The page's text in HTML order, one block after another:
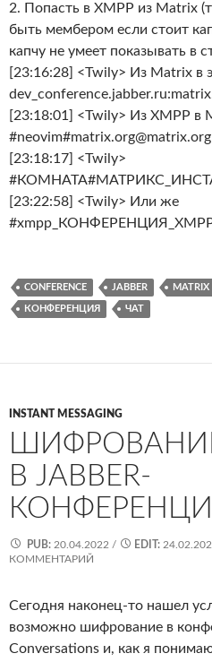
2. Попасть в XMPP из Matrix
быть мембером если стоит
капчу не умеет показывать в
[23:16:28] <Twily> Из Matrix в
[23:18:01] <Twily> Из XMPP в
#neovim#matrix.org@matrix.org
[23:18:17] <Twily>
[23:22:58] <Twily> Или же
CONFERENCE JABBER MATRIX
КОНФЕРЕНЦИЯ ЧАТ
INSTANT MESSAGING
В JABBER-
PUB: 20.04.2022 / EDIT:
КОММЕНТАРИЙ
Сегодня наконец-то нашел
возможно шифрование в
Conversations и, как я